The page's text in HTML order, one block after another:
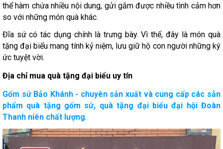
thể hàm chứa nhiều nội dung, gửi gắm được nhiều tình cảm hơn
so với những món quà khác.
Đĩa sứ có tác dụng chính là trưng bày. Vì thế, đây là món quà
tặng đại biểu mang tính kỷ niệm, lưu giữ hộ con người những ký
ức tuyệt vời.
Địa chỉ mua quà tặng đại biểu uy tín
Gốm sứ Bảo Khánh - chuyên sản xuất và cung cấp các sản
phẩm quà tặng gốm sứ, quà tặng đại biểu đại hội Đoàn
Thanh niên chất lượng.